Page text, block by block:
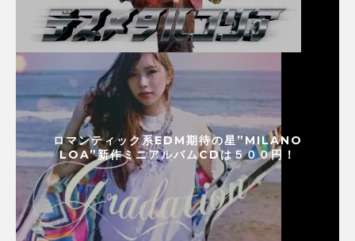
ロマンティック系EDM期待の星”MILANO
LOA”新作ミニアルバムCDは５００円！